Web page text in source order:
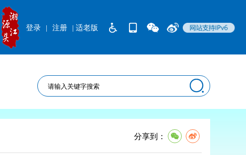
| 适老版
登录 | 注册
分享到：